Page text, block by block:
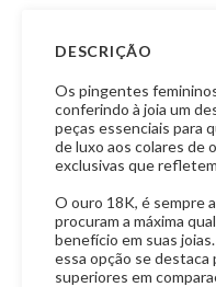
DESCRIÇÃO
Os pingentes
conferindo à joia um
peças essenciais para
de luxo aos colares de
exclusivas que
O ouro 18K, é sempre
procuram a máxima
benefício em suas
essa opção se destaca
superiores em